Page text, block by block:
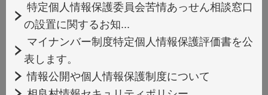
特定個人情報保護委員会苦情あっせん相談窓口
の設置に関するお知...
マイナンバー制度特定個人情報保護評価書を公
表します。
情報公開や個人情報保護制度について